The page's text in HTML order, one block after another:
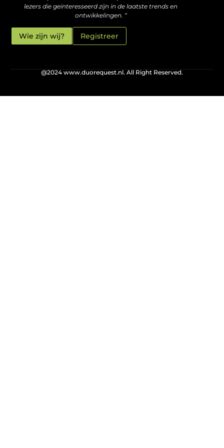
lezers die geïnteresseerd zijn in de laatste trends en
ontwikkelingen. “
Wie zijn wij? Registreer
@2024 www.duorequest.nl. All Right Reserved.